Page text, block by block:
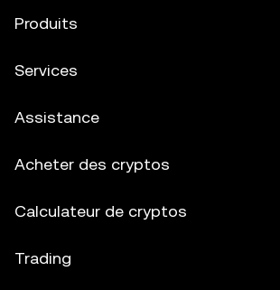
Produits
Services
Assistance
Acheter des cryptos
Calculateur de cryptos
Trading